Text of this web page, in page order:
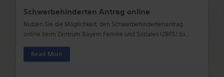
Schwerbehinderten Antrag online
Nutzen Sie die Möglichkeit, den Schwerbehindertenantrag
online beim Zentrum Bayern Familie und Soziales (ZBFS) zu…
Read More